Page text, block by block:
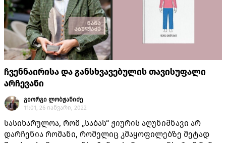
ჩვენნაირისა და განსხვავებულის თავისუფალი
არჩევანი
გიორგი ლობჟანიძე
11:01, 26 იანვარი, 2022
სასიხარულოა, რომ „საბას“ ჟიურის აღუნიშნავი არ
დარჩენია რომანი, რომელიც კმაყოფილებზე მეტად